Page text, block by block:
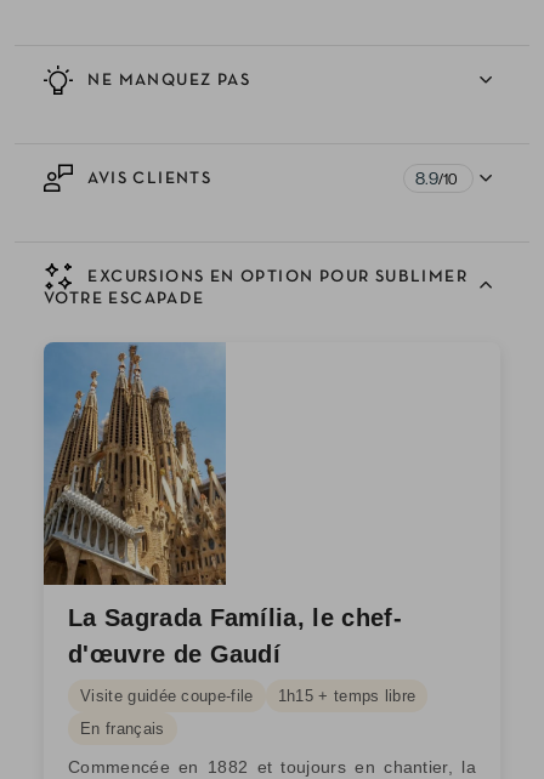
NE MANQUEZ PAS
AVIS CLIENTS 8.9/10
EXCURSIONS EN OPTION POUR SUBLIMER
VOTRE ESCAPADE
La Sagrada Família, le chef-
d'œuvre de Gaudí
Visite guidée coupe-file
1h15 + temps libre
En français
Commencée en 1882 et toujours en chantier, la